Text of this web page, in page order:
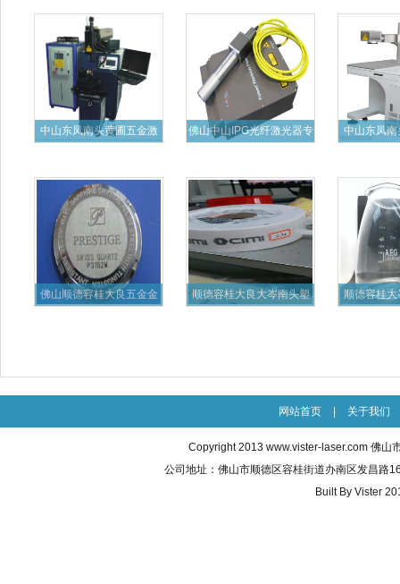
中山东凤南头黄圃五金激
佛山中山IPG光纤激光器专
中山东凤
佛山顺德容桂大良五金金
顺德容桂大良大岑南头塑
顺德容桂
网站首页 关于我们
Copyright 2013 www.vister-laser.com 佛山
公司地址：佛山市顺德区容桂街道办南区发昌路
Built By Vister